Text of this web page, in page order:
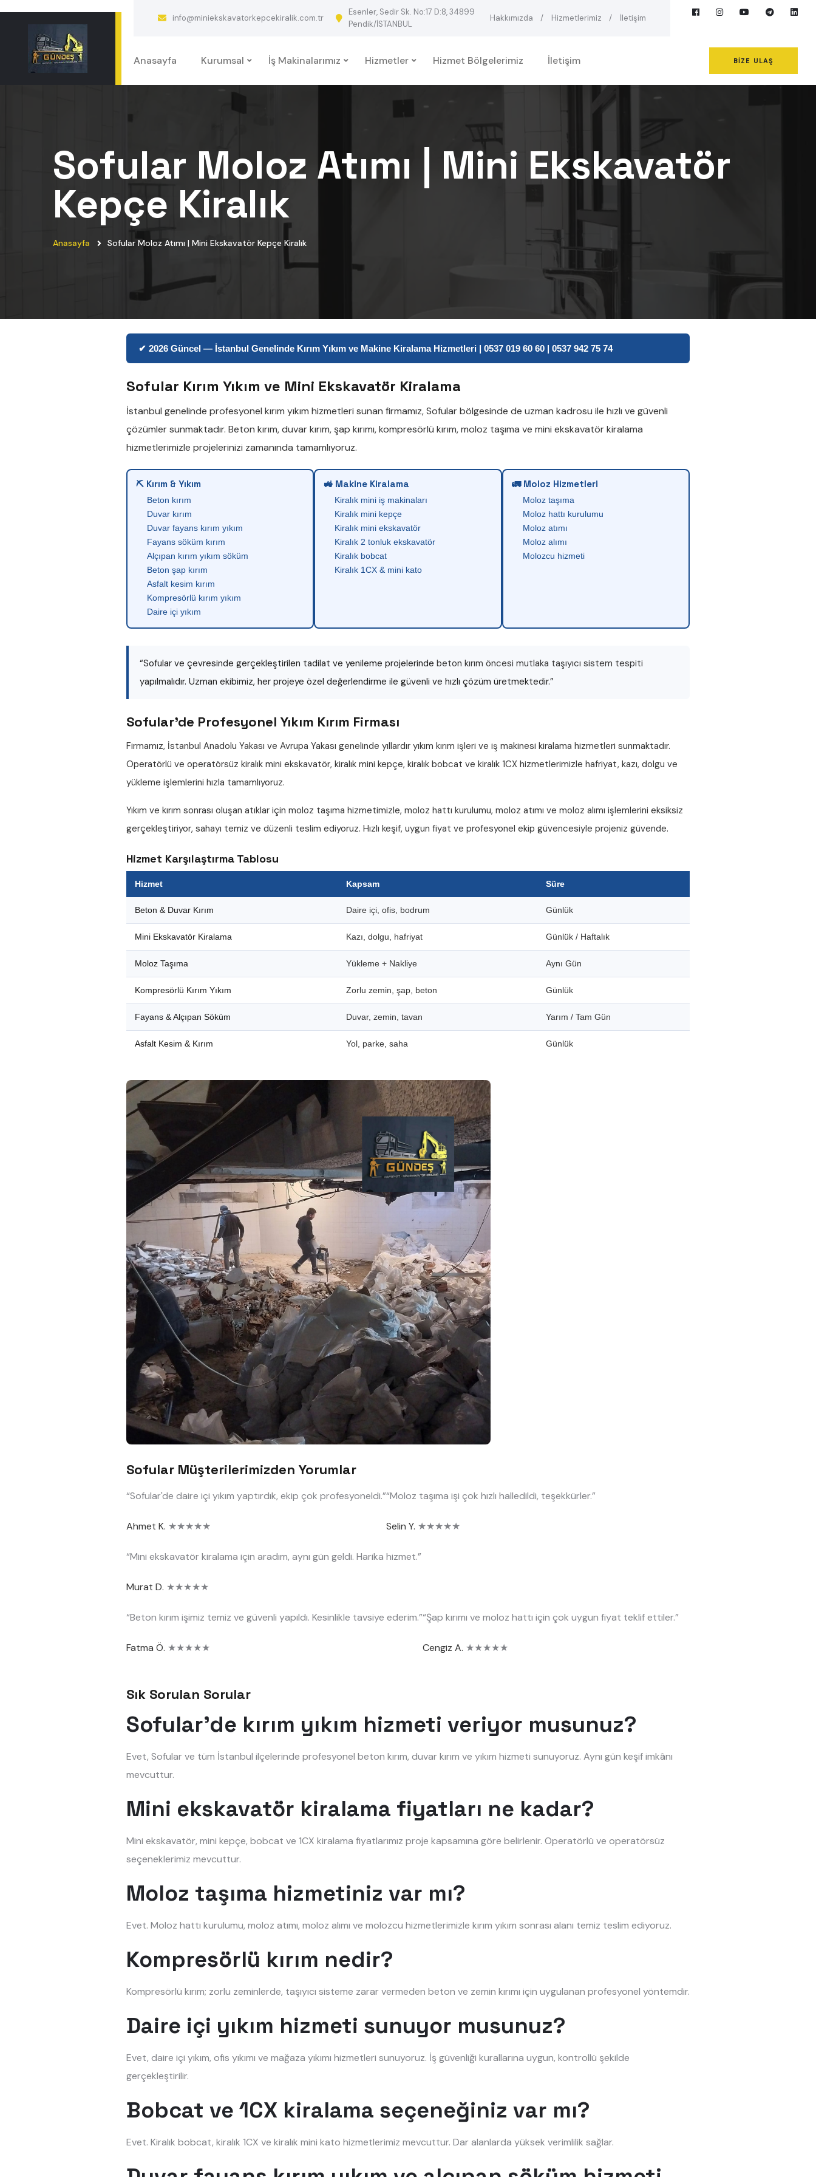
info@miniekskavatorkepcekiralik.com.tr
Esenler, Sedir Sk. No:17 D:8, 34899
Pendik/İSTANBUL
Hakkımızda Hizmetlerimiz İletişim
Anasayfa Kurumsal İş Makinalarımız Hizmetler Hizmet Bölgelerimiz İletişim BIZE ULAŞ
Sofular Moloz Atımı | Mini Ekskavatör
Kepçe Kiralık
Anasayfa Sofular Moloz Atımı | Mini Ekskavatör Kepçe Kiralık
✔ 2026 Güncel — İstanbul Genelinde Kırım Yıkım ve Makine Kiralama Hizmetleri | 0537 019 60 60 | 0537 942 75 74
Sofular Kırım Yıkım ve Mini Ekskavatör Kiralama
İstanbul genelinde profesyonel kırım yıkım hizmetleri sunan firmamız,Sofularbölgesinde de uzman kadrosu ile hızlı ve güvenli
çözümler sunmaktadır. Beton kırım,duvar kırım,şap kırımı,kompresörlü kırım,moloz taşıma ve mini ekskavatör kiralama
hizmetlerimizle projelerinizi zamanında tamamlıyoruz.
⛏ Kırım & Yıkım
Beton kırım
Duvar kırım
Duvar fayans kırım yıkım
Fayans söküm kırım
Alçıpan kırım yıkım söküm
Beton şap kırım
Asfalt kesim kırım
Kompresörlü kırım yıkım
Daire içi yıkım
🚜 Makine Kiralama
Kiralık mini iş makinaları
Kiralık mini kepçe
Kiralık mini ekskavatör
Kiralık 2 tonluk ekskavatör
Kiralık bobcat
Kiralık 1CX & mini kato
🚛 Moloz Hizmetleri
Moloz taşıma
Moloz hattı kurulumu
Moloz atımı
Moloz alımı
Molozcu hizmeti
“Sofular ve çevresinde gerçekleştirilen tadilat ve yenileme projelerinde beton kırım öncesi mutlaka taşıyıcı sistem tespiti
yapılmalıdır. Uzman ekibimiz, her projeye özel değerlendirme ile güvenli ve hızlı çözüm üretmektedir.”
Sofular'de Profesyonel Yıkım Kırım Firması
Firmamız, İstanbul Anadolu Yakası ve Avrupa Yakası genelinde yıllardır yıkım kırım işleri ve iş makinesi kiralama hizmetleri sunmaktadır.
Operatörlü ve operatörsüz kiralık mini ekskavatör, kiralık mini kepçe, kiralık bobcat ve kiralık 1CX hizmetlerimizle hafriyat, kazı, dolgu ve
yükleme işlemlerini hızla tamamlıyoruz.
Yıkım ve kırım sonrası oluşan atıklar için moloz taşıma hizmetimizle, moloz hattı kurulumu, moloz atımı ve moloz alımı işlemlerini eksiksiz
gerçekleştiriyor, sahayı temiz ve düzenli teslim ediyoruz. Hızlı keşif, uygun fiyat ve profesyonel ekip güvencesiyle projeniz güvende.
Hizmet Karşılaştırma Tablosu
Hizmet Kapsam Süre
Beton & Duvar Kırım Daire içi, ofis, bodrum Günlük
Mini Ekskavatör Kiralama Kazı, dolgu, hafriyat Günlük / Haftalık
Moloz Taşıma Yükleme + Nakliye Aynı Gün
Kompresörlü Kırım Yıkım Zorlu zemin, şap, beton Günlük
Fayans & Alçıpan Söküm Duvar, zemin, tavan Yarım / Tam Gün
Asfalt Kesim & Kırım Yol, parke, saha Günlük
Sofular Müşterilerimizden Yorumlar
“Sofular'de daire içi yıkım yaptırdık, ekip çok profesyoneldi.”
Ahmet K. ★★★★★
“Moloz taşıma işi çok hızlı halledildi, teşekkürler.”
Selin Y. ★★★★★
“Mini ekskavatör kiralama için aradım, aynı gün geldi. Harika hizmet.”
Murat D. ★★★★★
“Beton kırım işimiz temiz ve güvenli yapıldı. Kesinlikle tavsiye ederim.”
Fatma Ö. ★★★★★
“Şap kırımı ve moloz hattı için çok uygun fiyat teklif ettiler.”
Cengiz A. ★★★★★
Sık Sorulan Sorular
Sofular'de kırım yıkım hizmeti veriyor musunuz?
Evet, Sofular ve tüm İstanbul ilçelerinde profesyonel beton kırım, duvar kırım ve yıkım hizmeti sunuyoruz. Aynı gün keşif imkânı
mevcuttur.
Mini ekskavatör kiralama fiyatları ne kadar?
Mini ekskavatör, mini kepçe, bobcat ve 1CX kiralama fiyatlarımız proje kapsamına göre belirlenir. Operatörlü ve operatörsüz
seçeneklerimiz mevcuttur.
Moloz taşıma hizmetiniz var mı?
Evet. Moloz hattı kurulumu, moloz atımı, moloz alımı ve molozcu hizmetlerimizle kırım yıkım sonrası alanı temiz teslim ediyoruz.
Kompresörlü kırım nedir?
Kompresörlü kırım; zorlu zeminlerde, taşıyıcı sisteme zarar vermeden beton ve zemin kırımı için uygulanan profesyonel yöntemdir.
Daire içi yıkım hizmeti sunuyor musunuz?
Evet, daire içi yıkım, ofis yıkımı ve mağaza yıkımı hizmetleri sunuyoruz. İş güvenliği kurallarına uygun, kontrollü şekilde
gerçekleştirilir.
Bobcat ve 1CX kiralama seçeneğiniz var mı?
Evet. Kiralık bobcat, kiralık 1CX ve kiralık mini kato hizmetlerimiz mevcuttur. Dar alanlarda yüksek verimlilik sağlar.